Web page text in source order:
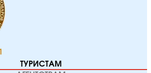
ТУРИСТАМ